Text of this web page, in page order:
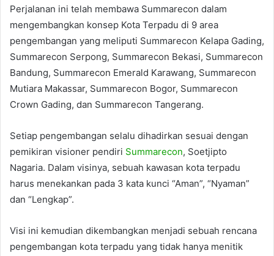
Perjalanan ini telah membawa Summarecon dalam
mengembangkan konsep Kota Terpadu di 9 area
pengembangan yang meliputi Summarecon Kelapa Gading,
Summarecon Serpong, Summarecon Bekasi, Summarecon
Bandung, Summarecon Emerald Karawang, Summarecon
Mutiara Makassar, Summarecon Bogor, Summarecon
Crown Gading, dan Summarecon Tangerang.
Setiap pengembangan selalu dihadirkan sesuai dengan
pemikiran visioner pendiri Summarecon, Soetjipto
Nagaria. Dalam visinya, sebuah kawasan kota terpadu
harus menekankan pada 3 kata kunci “Aman”, “Nyaman”
dan “Lengkap”.
Visi ini kemudian dikembangkan menjadi sebuah rencana
pengembangan kota terpadu yang tidak hanya menitik